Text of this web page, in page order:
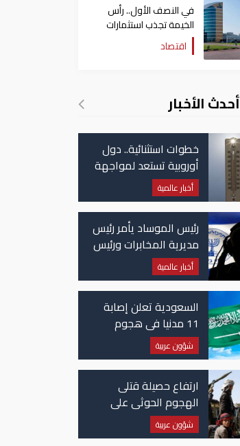
في النصف الأول.. رأس
الخيمة تجذب استثمارات
تتجاوز 771 مليون درهماقتصاد
أحدث الأخبار
خطوات استثنائية.. دول
أوروبية تستعد لمواجهة
موجة حر غير مسبوقة
أخبار عالمية
رئيس الموساد يأمر رئيس
مديرية المخابرات ورئيس
قسم إيران بالاستقالة
أخبار عالمية
السعودية تعلن إصابة
11 مدنيا في هجوم
حوثي على نجران
شؤون عربية
ارتفاع حصيلة قتلى
الهجوم الحوثي على
قتيلًا وعشرات الجرحى
شؤون عربية